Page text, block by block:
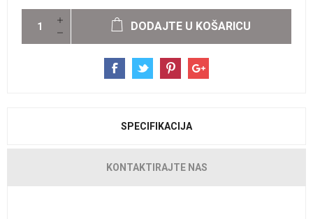
DODAJTE U KOŠARICU
SPECIFIKACIJA
KONTAKTIRAJTE NAS